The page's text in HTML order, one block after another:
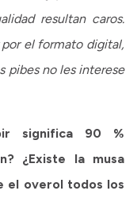
resultan caros.
el formato digital,
pibes no les interese
significa 90 %
¿Existe la musa
el overol todos los